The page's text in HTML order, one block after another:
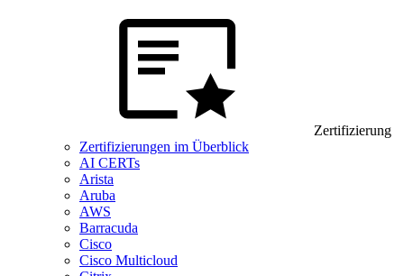
Zertifizierung
Zertifizierungen im Überblick
AI CERTs
Arista
Aruba
AWS
Barracuda
Cisco
Cisco Multicloud